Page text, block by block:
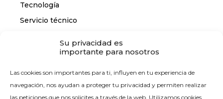
Su privacidad es
importante para nosotros
Las cookies son importantes para ti, influyen en tu experiencia de
navegación, nos ayudan a proteger tu privacidad y permiten realizar
las peticiones que nos solicites a través de la web. Utilizamos cookies
Tecnología
Servicio técnico
CONTACTO